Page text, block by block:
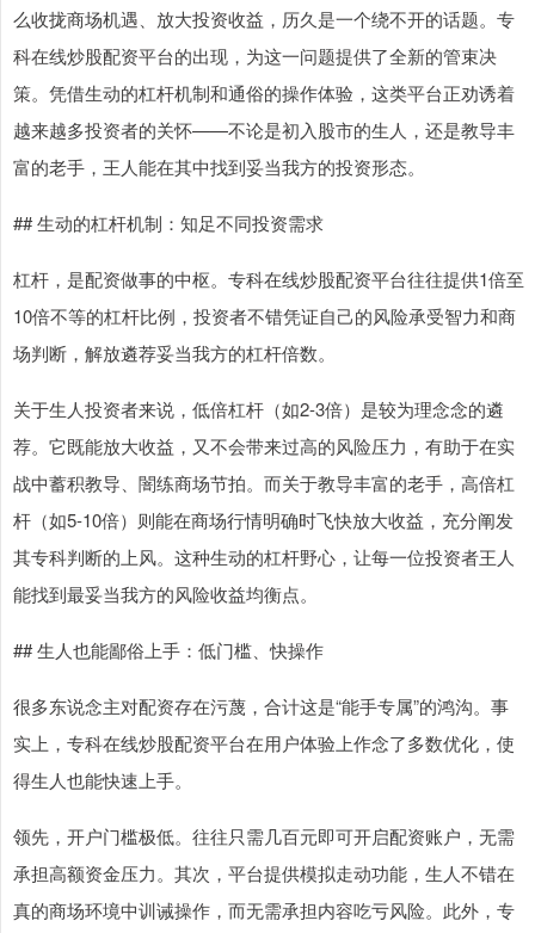
么收拢商场机遇、放大投资收益，历久是一个绕不开的话题。专
科在线炒股配资平台的出现，为这一问题提供了全新的管束决
策。凭借生动的杠杆机制和通俗的操作体验，这类平台正劝诱着
越来越多投资者的关怀——不论是初入股市的生人，还是教导丰
富的老手，王人能在其中找到妥当我方的投资形态。
## 生动的杠杆机制：知足不同投资需求
杠杆，是配资做事的中枢。专科在线炒股配资平台往往提供1倍至
10倍不等的杠杆比例，投资者不错凭证自己的风险承受智力和商
场判断，解放遴荐妥当我方的杠杆倍数。
关于生人投资者来说，低倍杠杆（如2-3倍）是较为理念念的遴
荐。它既能放大收益，又不会带来过高的风险压力，有助于在实
战中蓄积教导、闇练商场节拍。而关于教导丰富的老手，高倍杠
杆（如5-10倍）则能在商场行情明确时飞快放大收益，充分阐发
其专科判断的上风。这种生动的杠杆野心，让每一位投资者王人
能找到最妥当我方的风险收益均衡点。
## 生人也能鄙俗上手：低门槛、快操作
很多东说念主对配资存在污蔑，合计这是“能手专属”的鸿沟。事
实上，专科在线炒股配资平台在用户体验上作念了多数优化，使
得生人也能快速上手。
领先，开户门槛极低。往往只需几百元即可开启配资账户，无需
承担高额资金压力。其次，平台提供模拟走动功能，生人不错在
真的商场环境中训诫操作，而无需承担内容吃亏风险。此外，专